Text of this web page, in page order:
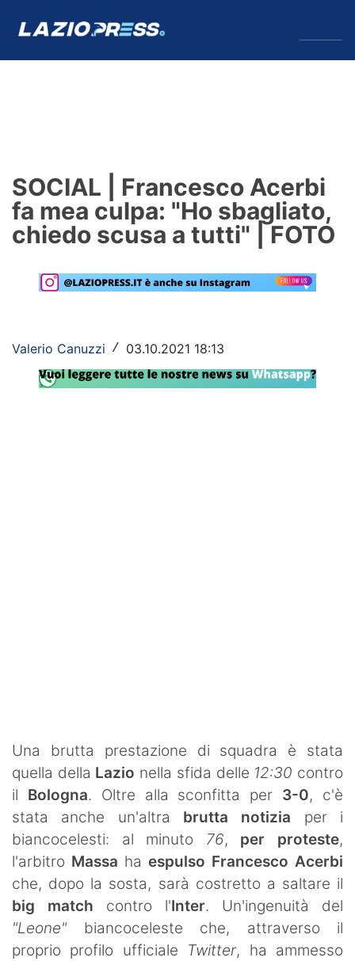
Formello
Infortuni
Primavera
Lazio Women
Rassegna Lazio
Contatti
SOCIAL | Francesco Acerbi
fa mea culpa: "Ho sbagliato,
chiedo scusa a tutti" | FOTO
Valerio Canuzzi / 03.10.2021 18:13
Una brutta prestazione di squadra è stata
quella della Lazio nella sfida delle 12:30 contro
il Bologna. Oltre alla sconfitta per 3-0, c'è
stata anche un'altra brutta notizia per i
biancocelesti: al minuto 76, per proteste,
l'arbitro Massa ha espulso Francesco Acerbi
che, dopo la sosta, sarà costretto a saltare il
big match contro l'Inter. Un'ingenuità del
"Leone" biancoceleste che, attraverso il
proprio profilo ufficiale Twitter, ha ammesso